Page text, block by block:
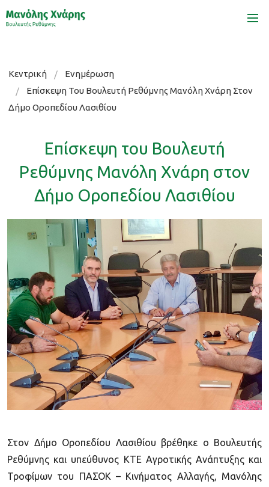
Βιογραφικό
Όραμα
Ενημέρωση
Κεντρική
Ενημέρωση
Επίσκεψη Του Βουλευτή Ρεθύμνης Μανόλη Χνάρη Στον
Δήμο Οροπεδίου Λασιθίου
Επίσκεψη του Βουλευτή
Ρεθύμνης Μανόλη Χνάρη στον
Δήμο Οροπεδίου Λασιθίου
Στον Δήμο Οροπεδίου Λασιθίου βρέθηκε ο Βουλευτής
Ρεθύμνης και υπεύθυνος ΚΤΕ Αγροτικής Ανάπτυξης και
Τροφίμων του ΠΑΣΟΚ – Κινήματος Αλλαγής, Μανόλης